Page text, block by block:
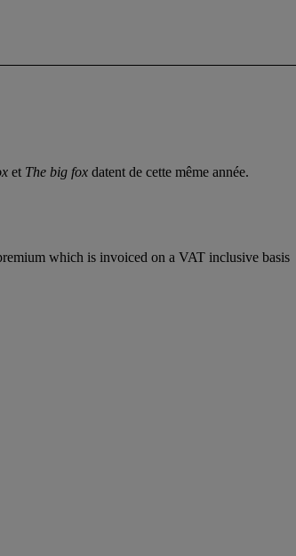
et The big fox datent de cette même année.
which is invoiced on a VAT inclusive basis